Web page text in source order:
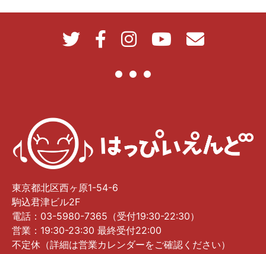
東京都北区西ヶ原1-54-6
駒込君津ビル2F
電話：03-5980-7365（受付19:30-22:30）
営業：19:30-23:30 最終受付22:00
不定休（詳細は営業カレンダーをご確認ください）